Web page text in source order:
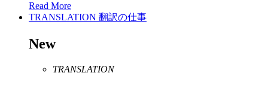
Read More
TRANSLATION 翻訳の仕事
New
TRANSLATION